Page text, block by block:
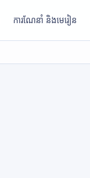
ការណែនាំ និងមេរៀន